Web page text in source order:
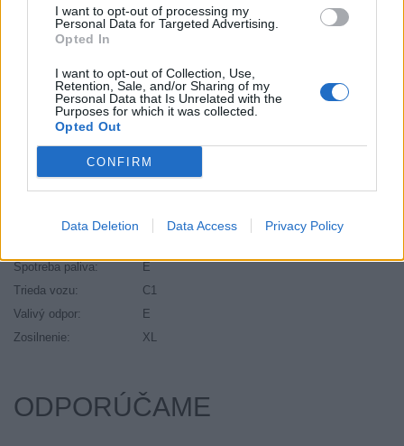
I want to opt-out of processing my
Personal Data for Targeted Advertising.
Opted In
I want to opt-out of Collection, Use,
Retention, Sale, and/or Sharing of my
Personal Data that Is Unrelated with the
Purposes for which it was collected.
Opted Out
CONFIRM
Data Deletion Data Access Privacy Policy
EU smernica:
1222/2009
Hlučnosť:
75
Y
Index kg:
111 (1090kg)
Počet v balení:
1
Priľnavosť na mokru:
R21
Spotreba paliva:
E
Trieda vozu:
C1
Valivý odpor:
E
Zosilnenie:
XL
ODPORÚČAME